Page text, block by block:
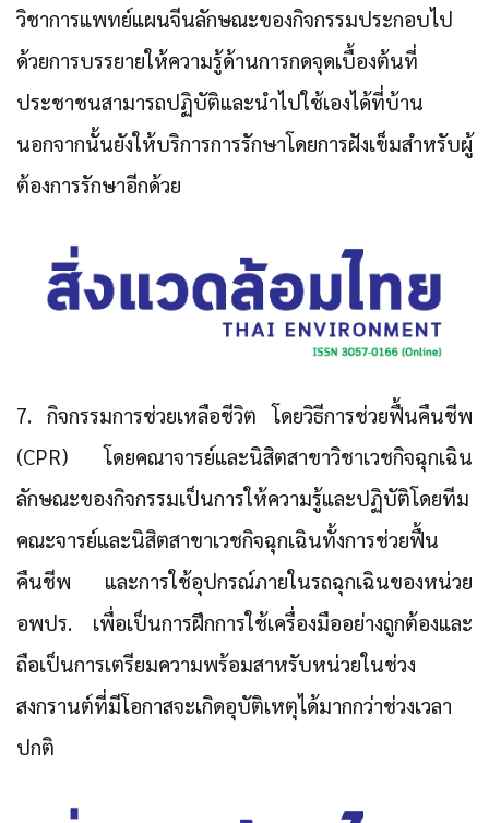
วิชาการแพทย์แผนจีนลักษณะของกิจกรรมประกอบไป
ด้วยการบรรยายให้ความรู้ด้านการกดจุดเบื้องต้นที่
ประชาชนสามารถปฏิบัติและนำไปใช้เองได้ที่บ้าน
นอกจากนั้นยังให้บริการการรักษาโดยการฝังเข็มสำหรับผู้
ต้องการรักษาอีกด้วย
7. กิจกรรมการช่วยเหลือชีวิต โดยวิธีการช่วยฟื้นคืนชีพ
(CPR) โดยคณาจารย์และนิสิตสาขาวิชาเวชกิจฉุกเฉิน
ลักษณะของกิจกรรมเป็นการให้ความรู้และปฏิบัติโดยทีม
คณะจารย์และนิสิตสาขาเวชกิจฉุกเฉินทั้งการช่วยฟื้น
คืนชีพ และการใช้อุปกรณ์ภายในรถฉุกเฉินของหน่วย
อพปร. เพื่อเป็นการฝึกการใช้เครื่องมืออย่างถูกต้องและ
ถือเป็นการเตรียมความพร้อมสาหรับหน่วยในช่วง
สงกรานต์ที่มีโอกาสจะเกิดอุบัติเหตุได้มากกว่าช่วงเวลา
ปกติ